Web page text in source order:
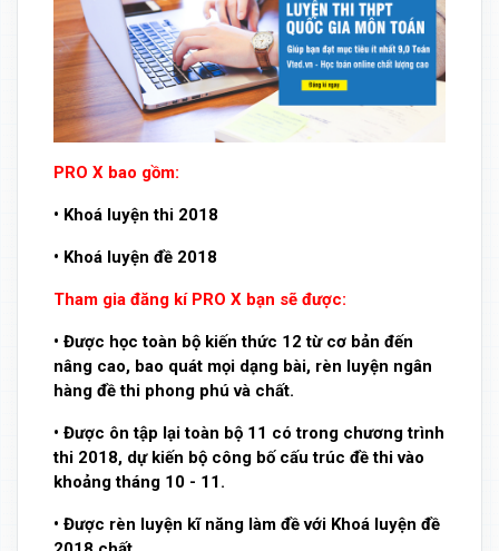
PRO X bao gồm:
• Khoá luyện thi 2018
• Khoá luyện đề 2018
Tham gia đăng kí PRO X bạn sẽ được:
• Được học toàn bộ kiến thức 12 từ cơ bản đến
nâng cao, bao quát mọi dạng bài, rèn luyện ngân
hàng đề thi phong phú và chất.
• Được ôn tập lại toàn bộ 11 có trong chương trình
thi 2018, dự kiến bộ công bố cấu trúc đề thi vào
khoảng tháng 10 - 11.
• Được rèn luyện kĩ năng làm đề với Khoá luyện đề